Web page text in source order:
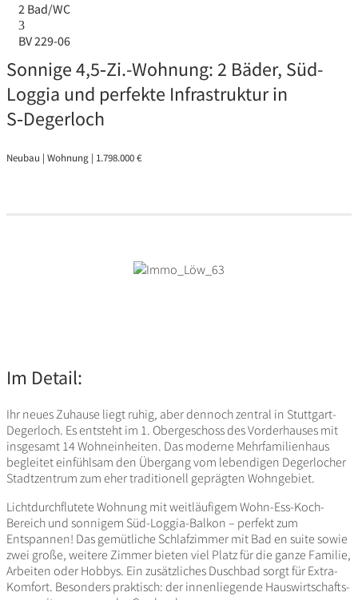
2 Bad/WC
BV 229-06
Sonnige 4,5‑Zi.-Wohnung: 2 Bäder, Süd-
Loggia und perfekte Infrastruktur in
S‑Degerloch
Neubau | Wohnung | 1.798.000 €
Im Detail:
Ihr neues Zuhause liegt ruhig, aber dennoch zentral in Stutt­gart-
Deger­loch. Es entsteht im 1. Ober­ge­schoss des Vorder­hauses mit
insge­samt 14 Wohn­ein­heiten. Das moderne Mehr­fa­mi­li­en­haus
begleitet einfühlsam den Über­gang vom leben­digen Deger­lo­cher
Stadt­zen­trum zum eher tradi­tio­nell geprägten Wohngebiet.
Licht­durch­flu­tete Wohnung mit weit­läu­figem Wohn-Ess-Koch-
Bereich und sonnigem Süd-Loggia-Balkon – perfekt zum
Entspannen! Das gemüt­liche Schlaf­zimmer mit Bad en suite sowie
zwei große, weitere Zimmer bieten viel Platz für die ganze Familie,
Arbeiten oder Hobbys. Ein zusätz­li­ches Duschbad sorgt für Extra-
Komfort. Beson­ders prak­tisch: der innen­lie­gende Haus­wirt­schafts­